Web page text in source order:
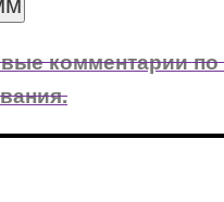
комментарии по